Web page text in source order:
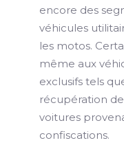
encore des
véhicules
les motos.
même aux
exclusifs tels
récupération
voitures
confiscations.